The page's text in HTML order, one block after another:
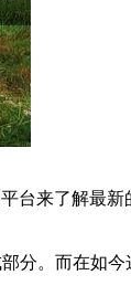
台来了解最新
分。而在如